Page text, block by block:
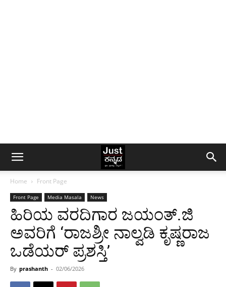
Home Front Page
Front Page Media Masala News
ಹಿರಿಯ ವರದಿಗಾರ ಜಯಂತ್.ಜಿ
ಅವರಿಗೆ ‘ರಾಜಶ್ರೀ ನಾಲ್ವಡಿ ಕೃಷ್ಣರಾಜ
ಒಡೆಯರ್ ಪ್ರಶಸ್ತಿ’
By prashanth - 02/06/2026